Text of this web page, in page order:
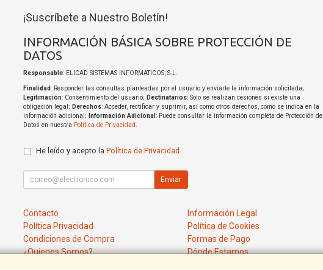
¡Suscríbete a Nuestro Boletín!
INFORMACIÓN BÁSICA SOBRE PROTECCIÓN DE
DATOS
Responsable: ELICAD SISTEMAS INFORMATICOS, S.L.
Finalidad: Responder las consultas planteadas por el usuario y enviarle la información solicitada;
Legitimación: Consentimiento del usuario; Destinatarios: Solo se realizan cesiones si existe una
obligación legal; Derechos: Acceder, rectificar y suprimir, así como otros derechos, como se indica en la
información adicional;
Información Adicional : Puede consultar la información completa de Protección de
Datos en nuestra Política de Privacidad
He leído y acepto la Política de Privacidad
Enviar
Contacto
Información Legal
Política Privacidad
Política de Cookies
Condiciones de Compra
Formas de Pago
¿Quienes Somos?
Dónde Estamos